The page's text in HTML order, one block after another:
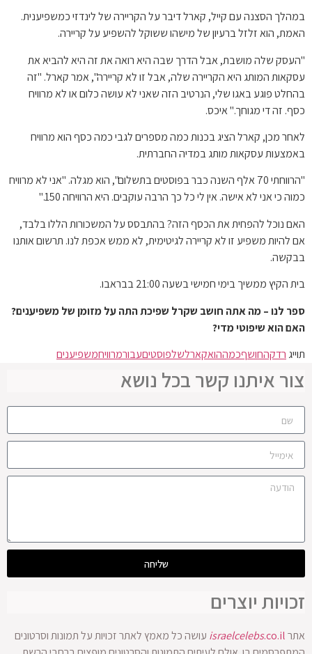
במהלך הסצנה עם קייל, קארל דיבר על הקריירה של לינדזי כמשפיענית.
האמת, הוא זלזל ברעיון של מישהו ששוקל להשפיע על קריירה.
"העסק שלה מושבת, אבל הדרך שבה היא רואה את זה היא להביא את
עסקאות המותג היא הקריירה שלה, אבל זו לא קריירה", אמר קארל. "זה
בהחלט פוגע באגו שלי, הנרטיב הזה שאני לא עושה כלום או לא מרוויח
כסף. זה די מגוחך." איכס.
לאחר מכן, קארל הציג בכנות כמה מספרים לגבי כמה כסף הוא מרוויח
באמצעות עסקאות מותג במדיה החברתית.
"הרווחתי 70 אלף השנה כבר בפוסטים בתשלום", הוא מגלה. "אני לא מרוויח
כמוה כי אני לא אישה. אין לי כל כך הרבה עוקבים. היא הרוויחה 150."
האם נוכל להפחית את הכסף הזה? בהתבסס על המשכורות הללו בלבד,
אם להיות משפיע זו לא קריירה לגיטימית, לא ממש אכפת לנו. תרשום אותנו
בבקשה.
בית הקיץ ממשיך בימי חמישי בשעה 21:00 בבראבו.
ספר לנו – מה אתה חושב שקרל שפיכת התה על מזומן של משפיענים?
האם הוא שיפוטי מדי?
תוייג רדקהחושףכמההואקארלשלפוסטיםעבורמרוויחמשפיענים
צור איתנו קשר בכל נושא
שליחה
זכויות יוצרים
אתר israelcelebs.co.il
עושה כל מאמץ לאתר זכויות על תמונות וסרטונים